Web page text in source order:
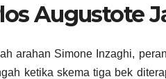
Augustote
arahan Simone Inzaghi,
ketika skema tiga bek